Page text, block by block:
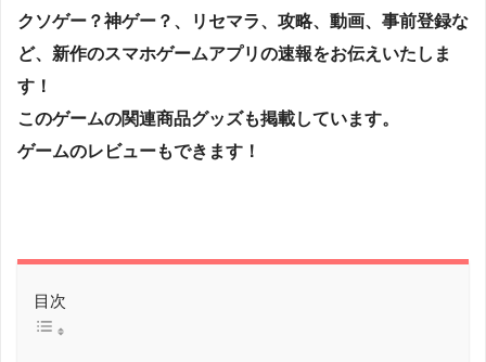
クソゲー？神ゲー？、リセマラ、 攻略、 動画、 事前登録な
ど、 新作のスマホゲームアプリの速報をお伝えいたしま
す！
このゲームの関連商品グッズも掲載しています。
ゲームのレビューもできます！
目次